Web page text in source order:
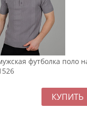
футболка поло